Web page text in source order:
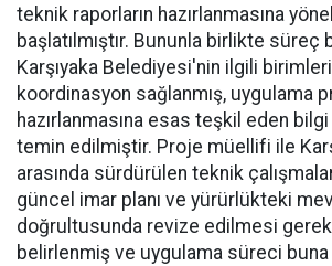
teknik raporların hazırlanmasına
başlatılmıştır. Bununla birlikte süreç
Karşıyaka Belediyesi'nin ilgili
koordinasyon sağlanmış, uygulama
hazırlanmasına esas teşkil eden
temin edilmiştir. Proje müellifi ile
arasında sürdürülen teknik
güncel imar planı ve yürürlükteki
doğrultusunda revize edilmesi
belirlenmiş ve uygulama süreci